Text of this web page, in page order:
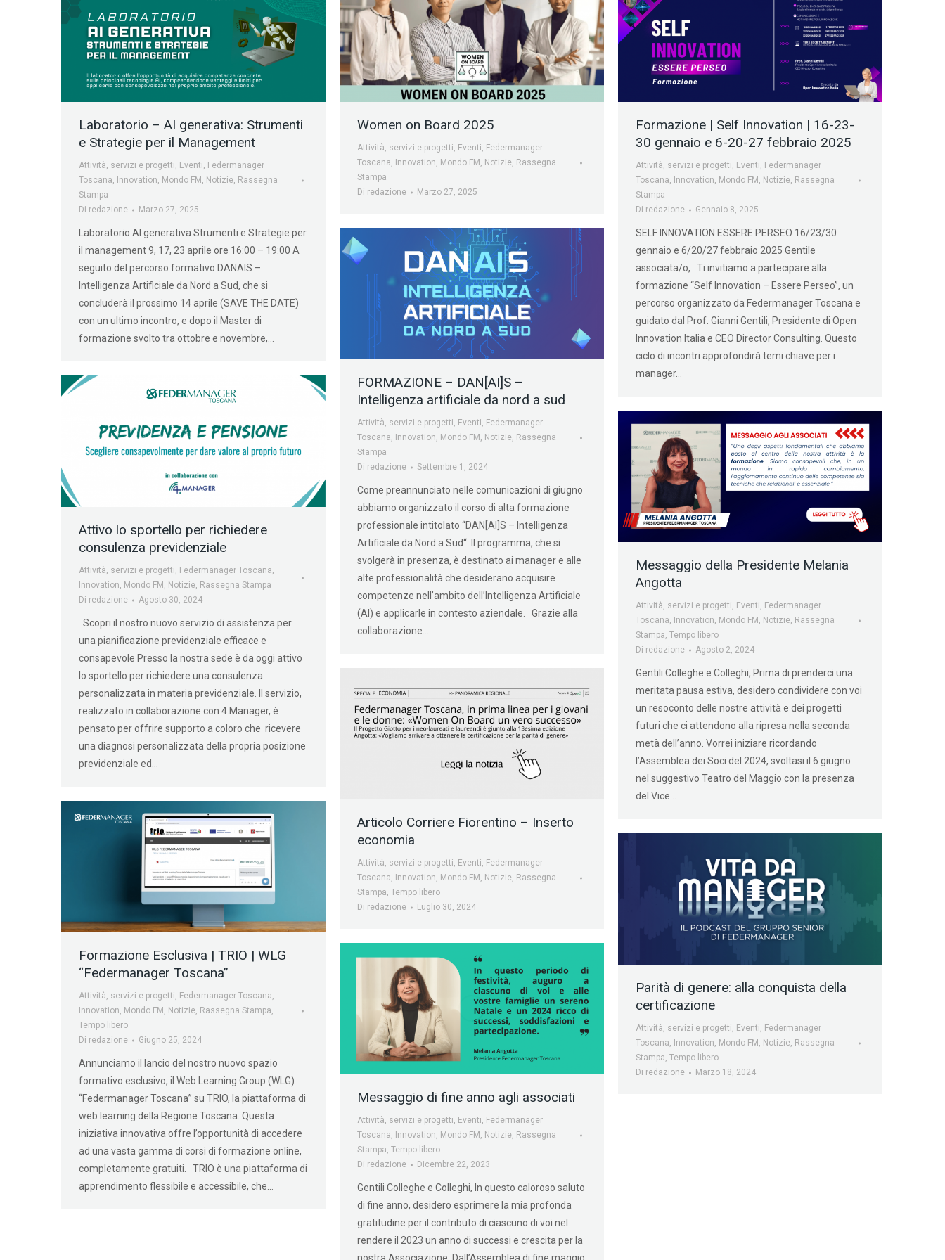
Laboratorio – AI generativa: Strumenti
e Strategie per il Management
Attività, servizi e progetti, Eventi, Federmanager
Toscana, Innovation, Mondo FM , Notizie, Rassegna
Stampa
Di redazione Marzo 27, 2025
Laboratorio AI generativa Strumenti e Strategie per
il management 9, 17, 23 aprile ore 16:00 – 19:00 A
seguito del percorso formativo DANAIS –
Intelligenza Artificiale da Nord a Sud, che si
concluderà il prossimo 14 aprile (SAVE THE DATE)
con un ultimo incontro, e dopo il Master di
formazione svolto tra ottobre e novembre,…
Women on Board 2025
Attività, servizi e progetti, Eventi, Federmanager
Toscana, Innovation, Mondo FM , Notizie, Rassegna
Stampa
Di redazione Marzo 27, 2025
Formazione | Self Innovation | 16-23-
30 gennaio e 6-20-27 febbraio 2025
Attività, servizi e progetti, Eventi, Federmanager
Toscana, Innovation, Mondo FM , Notizie, Rassegna
Stampa
Di redazione Gennaio 8, 2025
SELF INNOVATION ESSERE PERSEO 16/23/30
gennaio e 6/20/27 febbraio 2025 Gentile
associata/o, Ti invitiamo a partecipare alla
formazione “Self Innovation – Essere Perseo”, un
percorso organizzato da Federmanager Toscana e
guidato dal Prof. Gianni Gentili, Presidente di Open
Innovation Italia e CEO Director Consulting. Questo
ciclo di incontri approfondirà temi chiave per i
manager…
FORMAZIONE – DAN[AI]S –
Intelligenza artificiale da nord a sud
Attività, servizi e progetti, Eventi, Federmanager
Toscana, Innovation, Mondo FM , Notizie, Rassegna
Stampa
Di redazione Settembre 1, 2024
Come preannunciato nelle comunicazioni di giugno
abbiamo organizzato il corso di alta formazione
professionale intitolato “DAN[AI]S – Intelligenza
Artificiale da Nord a Sud“. Il programma, che si
svolgerà in presenza, è destinato ai manager e alle
alte professionalità che desiderano acquisire
competenze nell’ambito dell’Intelligenza Artificiale
(AI) e applicarle in contesto aziendale. Grazie alla
collaborazione…
Attivo lo sportello per richiedere
consulenza previdenziale
Attività, servizi e progetti, Federmanager Toscana,
Innovation, Mondo FM , Notizie, Rassegna Stampa
Di redazione Agosto 30, 2024
Scopri il nostro nuovo servizio di assistenza per
una pianificazione previdenziale efficace e
consapevole Presso la nostra sede è da oggi attivo
lo sportello per richiedere una consulenza
personalizzata in materia previdenziale. Il servizio,
realizzato in collaborazione con 4.Manager, è
pensato per offrire supporto a coloro che ricevere
una diagnosi personalizzata della propria posizione
previdenziale ed…
Messaggio della Presidente Melania
Angotta
Attività, servizi e progetti, Eventi, Federmanager
Toscana, Innovation, Mondo FM , Notizie, Rassegna
Stampa, Tempo libero
Di redazione Agosto 2, 2024
Gentili Colleghe e Colleghi, Prima di prenderci una
meritata pausa estiva, desidero condividere con voi
un resoconto delle nostre attività e dei progetti
futuri che ci attendono alla ripresa nella seconda
metà dell’anno. Vorrei iniziare ricordando
l’Assemblea dei Soci del 2024, svoltasi il 6 giugno
nel suggestivo Teatro del Maggio con la presenza
del Vice…
Articolo Corriere Fiorentino – Inserto
economia
Attività, servizi e progetti, Eventi, Federmanager
Toscana, Innovation, Mondo FM , Notizie, Rassegna
Stampa, Tempo libero
Di redazione Luglio 30, 2024
Formazione Esclusiva | TRIO | WLG
“Federmanager Toscana”
Attività, servizi e progetti, Federmanager Toscana,
Innovation, Mondo FM , Notizie, Rassegna Stampa,
Tempo libero
Di redazione Giugno 25, 2024
Annunciamo il lancio del nostro nuovo spazio
formativo esclusivo, il Web Learning Group (WLG)
“Federmanager Toscana” su TRIO, la piattaforma di
web learning della Regione Toscana. Questa
iniziativa innovativa offre l’opportunità di accedere
ad una vasta gamma di corsi di formazione online,
completamente gratuiti. TRIO è una piattaforma di
apprendimento flessibile e accessibile, che…
Parità di genere: alla conquista della
certificazione
Attività, servizi e progetti, Eventi, Federmanager
Toscana, Innovation, Mondo FM , Notizie, Rassegna
Stampa, Tempo libero
Di redazione Marzo 18, 2024
Messaggio di fine anno agli associati
Attività, servizi e progetti, Eventi, Federmanager
Toscana, Innovation, Mondo FM , Notizie, Rassegna
Stampa, Tempo libero
Di redazione Dicembre 22, 2023
Gentili Colleghe e Colleghi, In questo caloroso saluto
di fine anno, desidero esprimere la mia profonda
gratitudine per il contributo di ciascuno di voi nel
rendere il 2023 un anno di successi e crescita per la